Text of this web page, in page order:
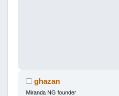
ghazan
Miranda NG founder